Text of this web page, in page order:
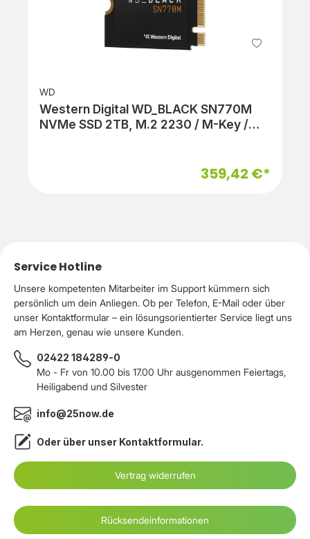
WD
Western Digital WD_BLACK SN770M
NVMe SSD 2TB, M.2 2230 / M-Key /
359,42 €*
Service Hotline
Unsere kompetenten Mitarbeiter im Support kümmern sich
persönlich um dein Anliegen. Ob per Telefon, E-Mail oder über
unser Kontaktformular – ein lösungsorientierter Service liegt uns
am Herzen, genau wie unsere Kunden.
02422 184289-0
Mo - Fr von 10.00 bis 17.00 Uhr ausgenommen Feiertags,
Heiligabend und Silvester
info@25now.de
Oder über unser Kontaktformular.
Vertrag widerrufen
Rücksendeinformationen